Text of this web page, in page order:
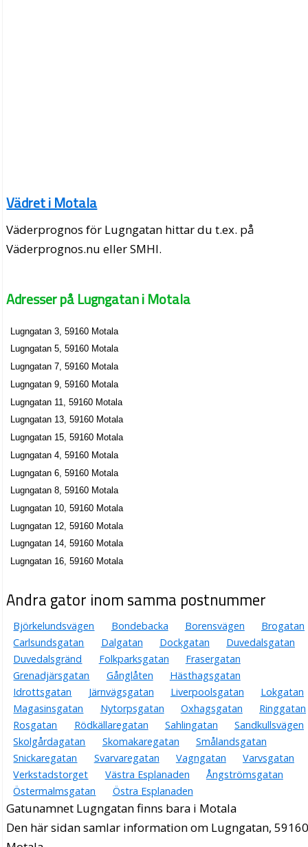
Vädret i Motala
Väderprognos för Lugngatan hittar du t.ex. på
Väderprognos.nu eller SMHI.
Adresser på Lugngatan i Motala
Lugngatan 3, 59160 Motala
Lugngatan 5, 59160 Motala
Lugngatan 7, 59160 Motala
Lugngatan 9, 59160 Motala
Lugngatan 11, 59160 Motala
Lugngatan 13, 59160 Motala
Lugngatan 15, 59160 Motala
Lugngatan 4, 59160 Motala
Lugngatan 6, 59160 Motala
Lugngatan 8, 59160 Motala
Lugngatan 10, 59160 Motala
Lugngatan 12, 59160 Motala
Lugngatan 14, 59160 Motala
Lugngatan 16, 59160 Motala
Andra gator inom samma postnummer
Björkelundsvägen Bondebacka Borensvägen
Brogatan
Carlsundsgatan
Dalgatan Dockgatan
Duvedalsgatan
Duvedalsgränd
Folkparksgatan
Frasergatan
Grenadjärsgatan
Gånglåten
Hästhagsgatan
Idrottsgatan
Järnvägsgatan Liverpoolsgatan
Lokgatan
Magasinsgatan
Nytorpsgatan Oxhagsgatan
Ringgatan
Rosgatan
Rödkällaregatan Sahlingatan
Sandkullsvägen
Skolgårdagatan
Skomakaregatan
Smålandsgatan
Snickaregatan
Svarvaregatan Vagngatan
Varvsgatan
Verkstadstorget
Västra Esplanaden
Ångströmsgatan
Östermalmsgatan
Östra Esplanaden
Gatunamnet Lugngatan finns bara i Motala
Den här sidan samlar information om Lugngatan,